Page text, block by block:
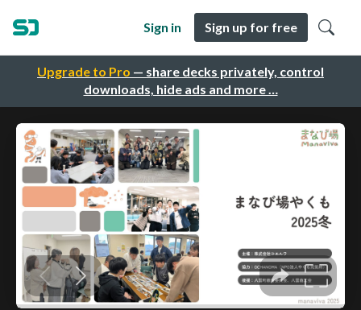
Upgrade to Pro — share decks privately, control
downloads, hide ads and more …
Sign in Sign up for free